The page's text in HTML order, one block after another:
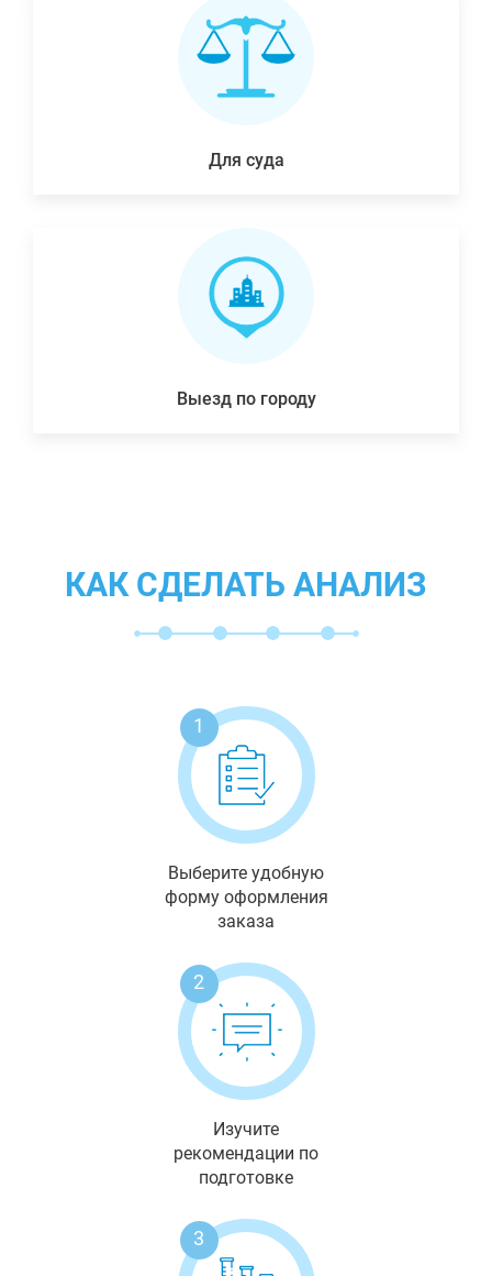
Для суда
Выезд по городу
КАК СДЕЛАТЬ АНАЛИЗ
1
Выберите удобную
форму оформления
заказа
2
Изучите
рекомендации по
подготовке
3